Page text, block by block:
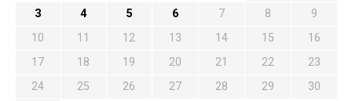
3
4 5 6 7 8
9
10
11 12 13 14 15
16
17
18 19 20 21 22
23
24
25 26 27 28 29 30